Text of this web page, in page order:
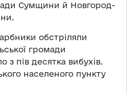
Сумщини й Новгород-
обстріляли
громади
з пів десятка вибухів.
населеного пункту